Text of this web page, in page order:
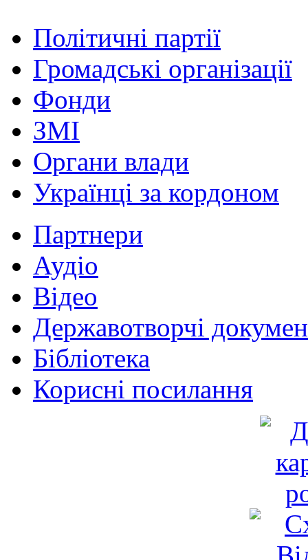
Політичні партії
Громадські організації
Фонди
ЗМІ
Органи влади
Українці за кордоном
Партнери
Аудіо
Відео
Державотворчі
Бібліотека
Корисні посилання